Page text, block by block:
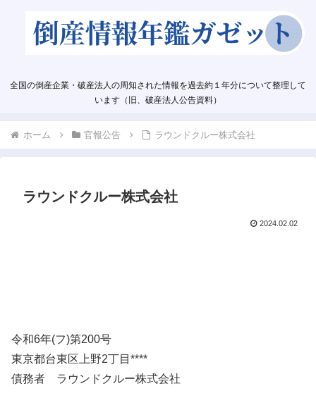
全国の倒産企業・破産法人の周知された情報を過去約１年分について整理して
います（旧、破産法人公告資料）
ホーム 官報公告 ラウンドクルー株式会社
ラウンドクルー株式会社
2024.02.02
令和6年(フ)第200号
東京都台東区上野2丁目****
債務者 ラウンドクルー株式会社